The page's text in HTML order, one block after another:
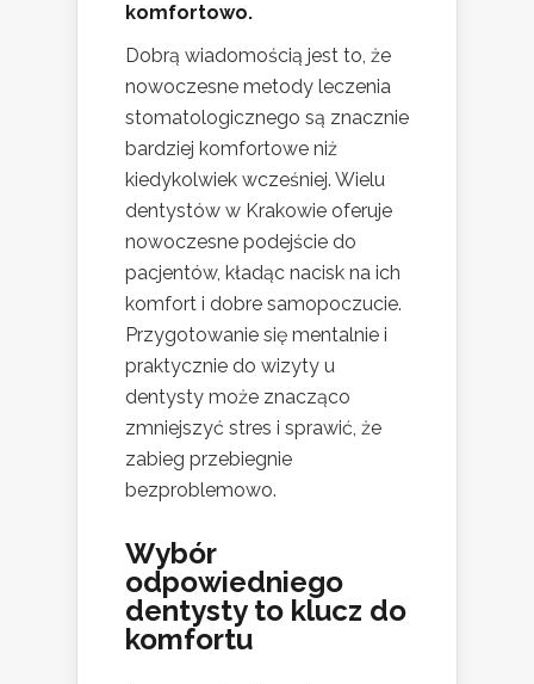
komfortowo.
Dobrą wiadomością jest to, że
nowoczesne metody leczenia
stomatologicznego są znacznie
bardziej komfortowe niż
kiedykolwiek wcześniej. Wielu
dentystów w Krakowie oferuje
nowoczesne podejście do
pacjentów, kładąc nacisk na ich
komfort i dobre samopoczucie.
Przygotowanie się mentalnie i
praktycznie do wizyty u
dentysty może znacząco
zmniejszyć stres i sprawić, że
zabieg przebiegnie
bezproblemowo.
Wybór
odpowiedniego
dentysty to klucz do
komfortu